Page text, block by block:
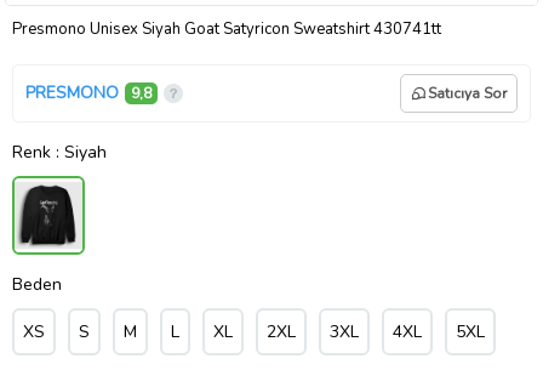
Presmono Unisex Siyah Goat Satyricon Sweatshirt 430741tt
PRESMONO 9,8 Satıcıya Sor
Renk : Siyah
Beden
XS S M L XL 2XL 3XL 4XL 5XL